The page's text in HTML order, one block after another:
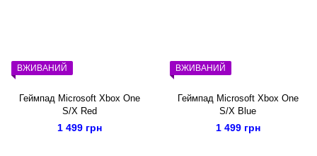
ВЖИВАНИЙ
Геймпад Microsoft Xbox One
S/X Red
1 499 грн
ВЖИВАНИЙ
Геймпад Microsoft Xbox One
S/X Blue
1 499 грн